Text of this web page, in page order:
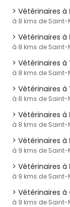
Vétérinaires à
à 8 kms de
Vétérinaires à
à 8 kms de
Vétérinaires à
à 8 kms de
Vétérinaires à
à 8 kms de
Vétérinaires à
à 8 kms de
Vétérinaires à
à 9 kms de
Vétérinaires à
à 9 kms de
Vétérinaires à
à 9 kms de